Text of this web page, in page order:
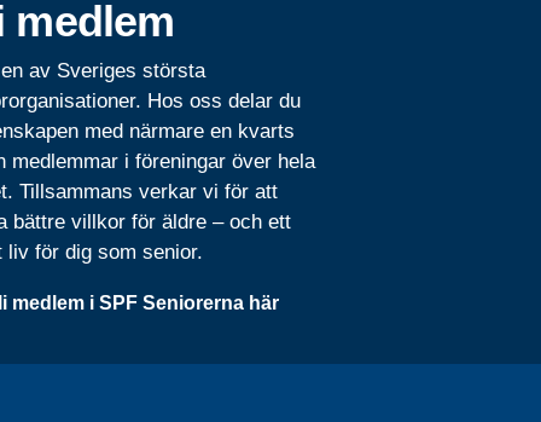
medlem
av Sveriges största
Hos oss delar du
med närmare en kvarts
medlemmar i föreningar över hela
Tillsammans verkar vi för att
bättre villkor för äldre – och ett
liv för dig som senior.
medlem i SPF Seniorerna här